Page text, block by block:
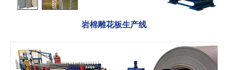
岩棉雕花板生产线